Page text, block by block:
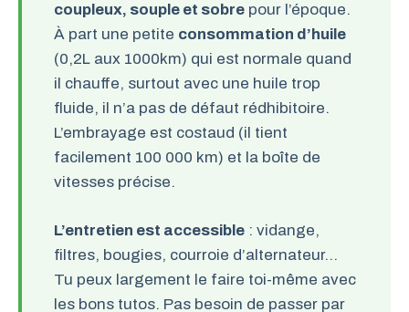
coupleux, souple et sobre pour l’époque.
À part une petite consommation d’huile
(0,2L aux 1000km) qui est normale quand
il chauffe, surtout avec une huile trop
fluide, il n’a pas de défaut rédhibitoire.
L’embrayage est costaud (il tient
facilement 100 000 km) et la boîte de
vitesses précise.
L’entretien est accessible : vidange,
filtres, bougies, courroie d’alternateur…
Tu peux largement le faire toi-même avec
les bons tutos. Pas besoin de passer par